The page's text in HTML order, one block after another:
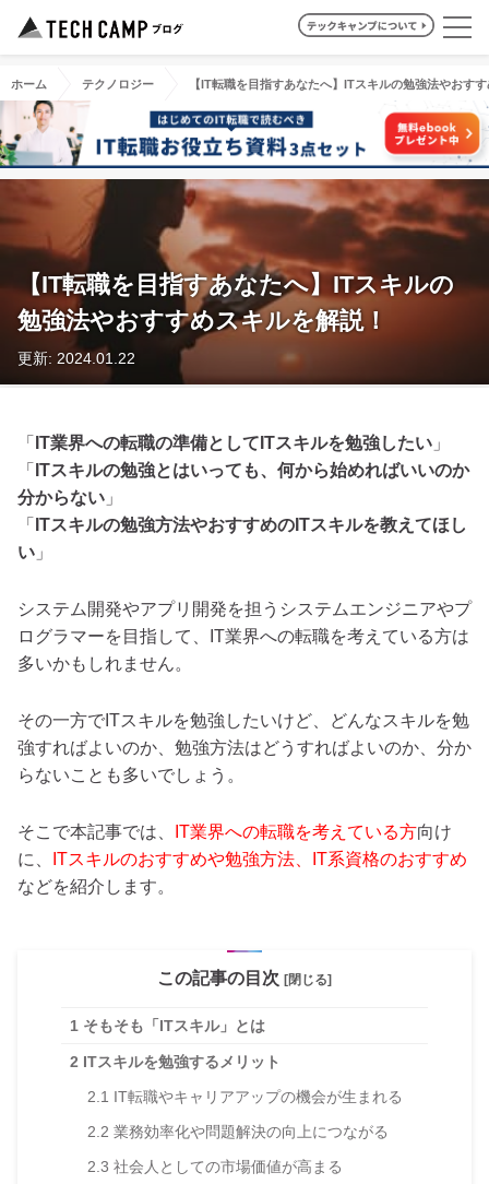
ホーム テクノロジー 【IT転職を目指すあなたへ】ITスキルの勉強法やおす
【IT転職を目指すあなたへ】ITスキルの
勉強法やおすすめスキルを解説！
更新: 2024.01.22
「 IT業界への転職の準備としてITスキルを勉強したい 」
「 ITスキルの勉強とはいっても、何から始めればいいのか
分からない 」
「 ITスキルの勉強方法やおすすめのITスキルを教えてほし
い 」
システム開発やアプリ開発を担うシステムエンジニアやプ
ログラマーを目指して、IT業界への転職を考えている方は
多いかもしれません。
その一方でITスキルを勉強したいけど、どんなスキルを勉
強すればよいのか、勉強方法はどうすればよいのか、分か
らないことも多いでしょう。
そこで本記事では、 IT業界への転職を考えている方向け
に、
ITスキルのおすすめや勉強方法、IT系資格のおすすめ
などを紹介します。
この記事の目次 [閉じる]
1 そもそも「ITスキル」とは
2 ITスキルを勉強するメリット
2.1 IT転職やキャリアアップの機会が生まれる
2.2 業務効率化や問題解決の向上につながる
2.3 社会人としての市場価値が高まる